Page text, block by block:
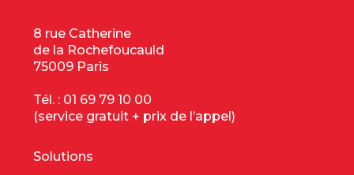
8 rue Catherine
de la Rochefoucauld
75009 Paris
Tél. : 01 69 79 10 00
(service gratuit + prix de l’appel)
Solutions